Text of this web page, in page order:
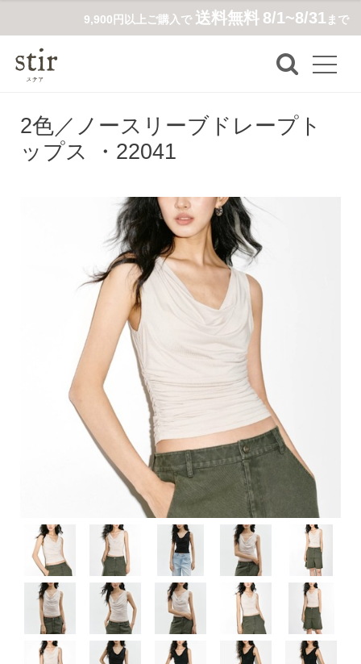
9,900円以上ご購入で 送料無料 8/1~8/31まで
2色／ノースリーブドレープト
ップス ・22041